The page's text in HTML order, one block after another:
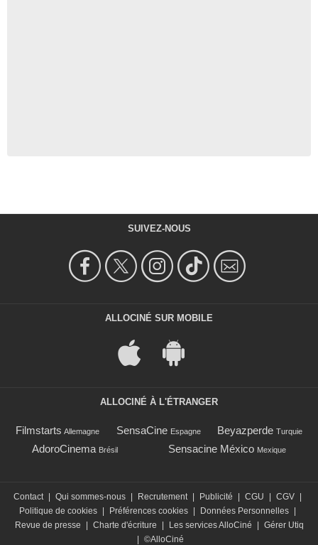
SUIVEZ-NOUS
ALLOCINÉ SUR MOBILE
ALLOCINÉ À L'ÉTRANGER
Filmstarts Allemagne SensaCine Espagne Beyazperde Turquie
AdoroCinema Brésil Sensacine México Mexique
Contact Qui sommes-nous Recrutement Publicité CGU CGV
Politique de cookies
Préférences cookies Données Personnelles
Revue de presse
Charte d'écriture Les services AlloCiné
Gérer Utiq
©AlloCiné